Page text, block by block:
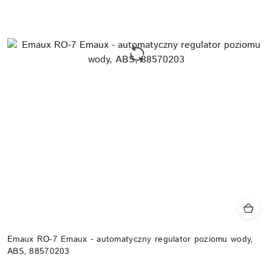
Emaux RO-7 Emaux - automatyczny regulator poziomu wody,
ABS, 88570203